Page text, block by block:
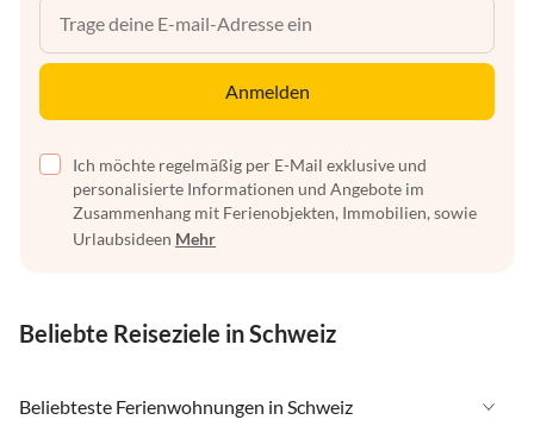
Anmelden
Ich möchte regelmäßig per E-Mail exklusive und
personalisierte Informationen und Angebote im
Zusammenhang mit Ferienobjekten, Immobilien, sowie
Urlaubsideen Mehr
Beliebte Reiseziele in Schweiz
Beliebteste Ferienwohnungen in Schweiz